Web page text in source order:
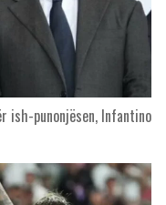
ish-punonjësen, Infantino